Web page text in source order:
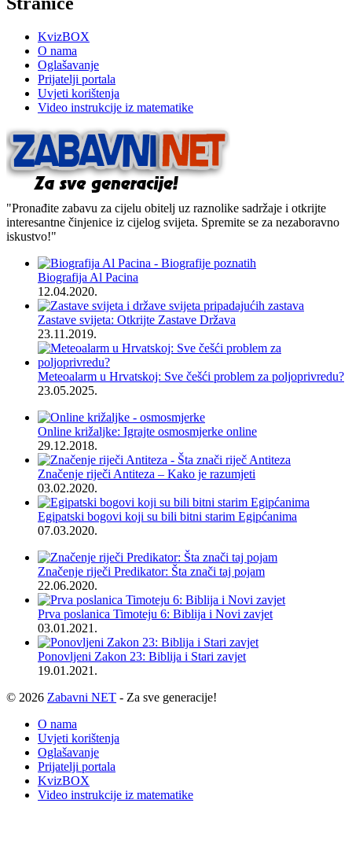
KvizBOX
O nama
Oglašavanje
Prijatelji portala
Uvjeti korištenja
Video instrukcije iz matematike
"Pronađite zabavu za cijelu obitelj uz raznolike sadržaje i otkrijte
interesantne činjenice iz cijelog svijeta. Spremite se za nezaboravno
iskustvo!"
Biografija Al Pacina
12.04.2020.
Zastave svijeta: Otkrijte Zastave Država
23.11.2019.
Meteoalarm u Hrvatskoj: Sve češći problem za poljoprivredu?
23.05.2025.
Online križaljke: Igrajte osmosmjerke online
29.12.2018.
Značenje riječi Antiteza – Kako je razumjeti
03.02.2020.
Egipatski bogovi koji su bili bitni starim Egipćanima
07.03.2020.
Značenje riječi Predikator: Šta znači taj pojam
22.06.2020.
Prva poslanica Timoteju 6: Biblija i Novi zavjet
03.01.2021.
Ponovljeni Zakon 23: Biblija i Stari zavjet
19.01.2021.
© 2026 Zabavni NET - Za sve generacije!
O nama
Uvjeti korištenja
Oglašavanje
Prijatelji portala
KvizBOX
Video instrukcije iz matematike